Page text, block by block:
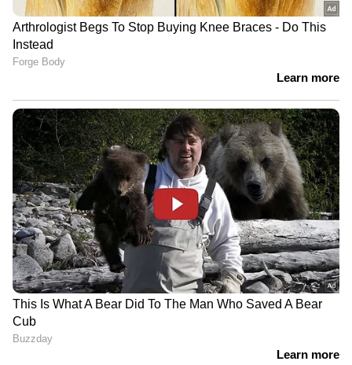
വാട്ട്സ്ആപ്പില്‍ പങ്കിടുന്നത് നിയമവിരുദ്ധമാണ്.
അത്തരം സാഹചര്യങ്ങളില്‍, ജയില്‍ ശിക്ഷയ്ക്ക്
വ്യവസ്ഥയുണ്ട്.